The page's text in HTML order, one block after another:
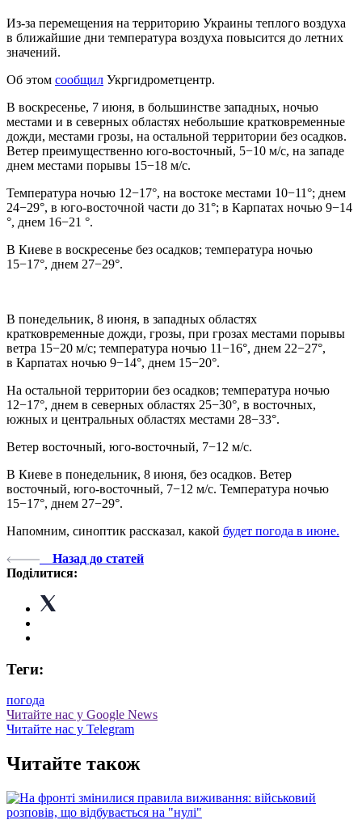
Из-за перемещения на территорию Украины теплого воздуха
в ближайшие дни температура воздуха повысится до летних
значений.
Об этом сообщил Укргидрометцентр.
В воскресенье, 7 июня, в большинстве западных, ночью
местами и в северных областях небольшие кратковременные
дожди, местами грозы, на остальной территории без осадков.
Ветер преимущественно юго-восточный, 5−10 м/с, на западе
днем местами порывы 15−18 м/с.
Температура ночью 12−17°, на востоке местами 10−11°; днем
24−29°, в юго-восточной части до 31°; в Карпатах ночью 9−14
°, днем 16−21 °.
В Киеве в воскресенье без осадков; температура ночью
15−17°, днем 27−29°.
В понедельник, 8 июня, в западных областях
кратковременные дожди, грозы, при грозах местами порывы
ветра 15−20 м/с; температура ночью 11−16°, днем 22−27°,
в Карпатах ночью 9−14°, днем 15−20°.
На остальной территории без осадков; температура ночью
12−17°, днем в северных областях 25−30°, в восточных,
южных и центральных областях местами 28−33°.
Ветер восточный, юго-восточный, 7−12 м/с.
В Киеве в понедельник, 8 июня, без осадков. Ветер
восточный, юго-восточный, 7−12 м/с. Температура ночью
15−17°, днем 27−29°.
Напомним, синоптик рассказал, какой будет погода в июне.
Назад до статей
Поділитися:
Теги:
погода
Читайте нас у Google News
Читайте нас у Telegram
Читайте також